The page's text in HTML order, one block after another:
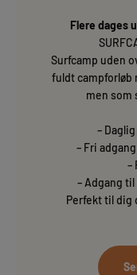
Flere dages
Surfcamp uden
fuldt campforløb
men som
–
– Fri
–
– Adgang
Perfekt til dig